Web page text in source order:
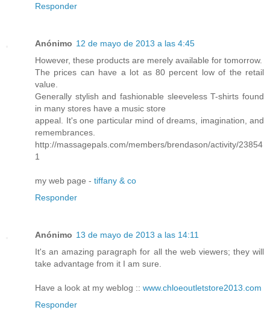
Responder
Anónimo 12 de mayo de 2013 a las 4:45
However, these products are merely available for tomorrow.
The prices can have a lot as 80 percent low of the retail
value.
Generally stylish and fashionable sleeveless T-shirts found
in many stores have a music store
appeal. It's one particular mind of dreams, imagination, and
remembrances.
http://massagepals.com/members/brendason/activity/23854
1
my web page - tiffany & co
Responder
Anónimo 13 de mayo de 2013 a las 14:11
It's an amazing paragraph for all the web viewers; they will
take advantage from it I am sure.
Have a look at my weblog :: www.chloeoutletstore2013.com
Responder